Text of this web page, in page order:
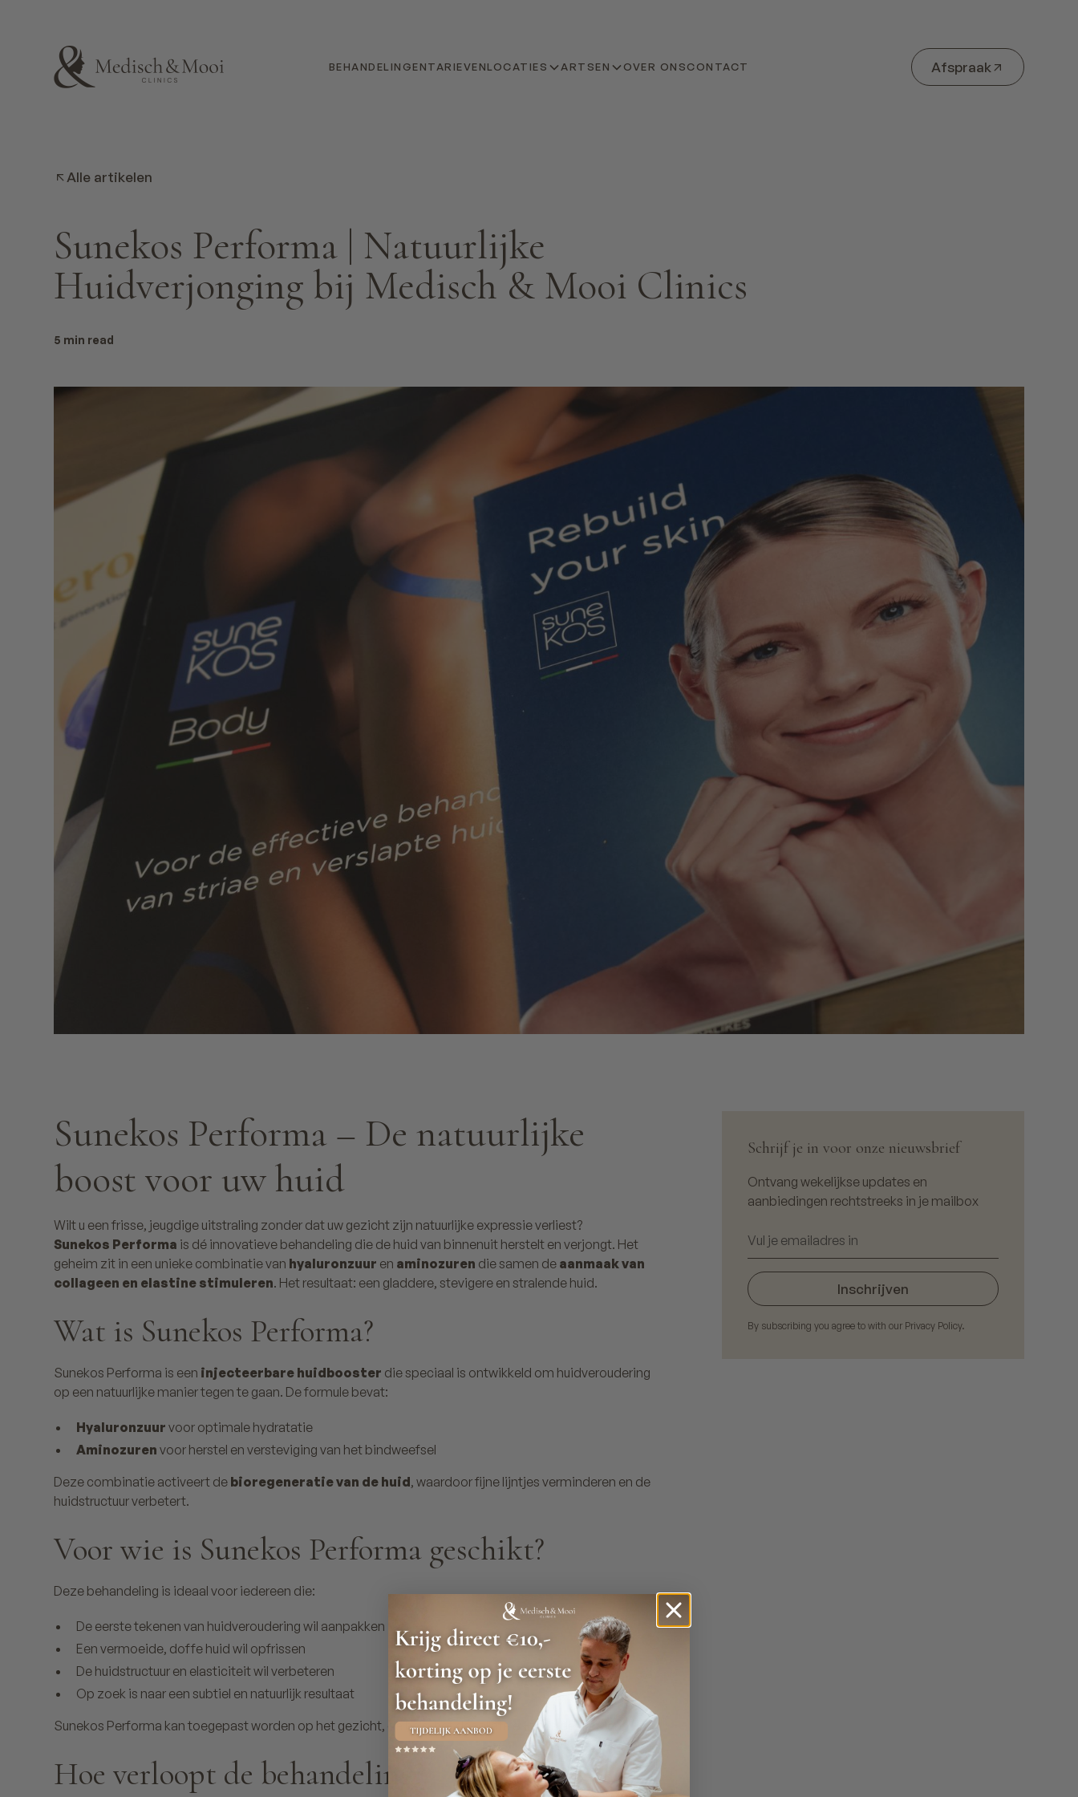
BEHANDELINGENTARIEVENLOCATIES ARTSEN OVER ONSCONTACT Afspraak
Alle artikelen
Sunekos Performa | Natuurlijke
Huidverjonging bij Medisch & Mooi Clinics
5 min read
Sunekos Performa – De natuurlijke
boost voor uw huid
Wilt u een frisse, jeugdige uitstraling zonder dat uw gezicht zijn natuurlijke expressie verliest?
Sunekos Performa is dé innovatieve behandeling die de huid van binnenuit herstelt en verjongt. Het
geheim zit in een unieke combinatie van hyaluronzuur en aminozuren die samen de aanmaak van
collageen en elastine stimuleren. Het resultaat: een gladdere, stevigere en stralende huid.
Wat is Sunekos Performa?
Sunekos Performa is een injecteerbare huidbooster die speciaal is ontwikkeld om huidveroudering
op een natuurlijke manier tegen te gaan. De formule bevat:
Hyaluronzuur voor optimale hydratatie
Aminozuren voor herstel en versteviging van het bindweefsel
Deze combinatie activeert de bioregeneratie van de huid, waardoor fijne lijntjes verminderen en de
huidstructuur verbetert.
Voor wie is Sunekos Performa geschikt?
Deze behandeling is ideaal voor iedereen die:
De eerste tekenen van huidveroudering wil aanpakken
Een vermoeide, doffe huid wil opfrissen
De huidstructuur en elasticiteit wil verbeteren
Op zoek is naar een subtiel en natuurlijk resultaat
Sunekos Performa kan toegepast worden op het gezicht, de hals, het decolleté en zelfs de handen.
Hoe verloopt de behandeling?
Schrijf je in voor onze nieuwsbrief
Ontvang wekelijkse updates en
aanbiedingen rechtstreeks in je mailbox
By subscribing you agree to with our Privacy Policy.